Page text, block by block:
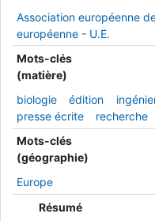
Association européenne
européenne - U.E.
Mots-clés
(matière)
biologie
édition
presse écrite
recherche
Mots-clés
(géographie)
Europe
Résumé